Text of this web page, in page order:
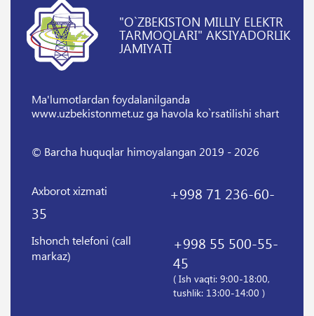
"O`ZBEKISTON MILLIY ELEKTR
TARMOQLARI" AKSIYADORLIK
JAMIYATI
Ma'lumotlardan foydalanilganda
www.uzbekistonmet.uz ga havola ko`rsatilishi shart
© Barcha huquqlar himoyalangan 2019 - 2026
Axborot xizmati
+998 71 236-60-
35
Ishonch telefoni (call
markaz)
+998 55 500-55-
45
( Ish vaqti: 9:00-18:00,
tushlik: 13:00-14:00 )